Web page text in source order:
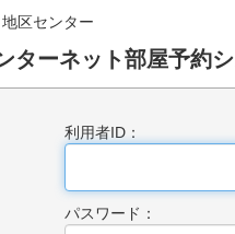
区センター
ターネット部屋予約
利用者ID：
パスワード：